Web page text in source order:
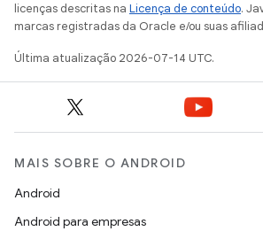
licenças descritas na Licença de conteúdo.
marcas registradas da Oracle e/ou suas
Última atualização 2026-07-14 UTC.
MAIS SOBRE O ANDROID
Android
Android para empresas